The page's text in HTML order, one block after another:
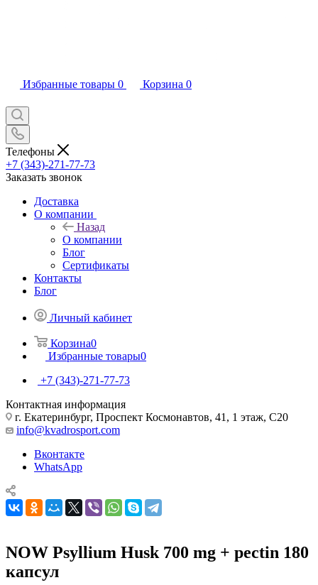
Избранные товары 0 Корзина 0
Телефоны
+7 (343)-271-77-73
Заказать звонок
Доставка
О компании
Назад
О компании
Блог
Сертификаты
Контакты
Блог
Личный кабинет
Корзина0
Избранные товары0
+7 (343)-271-77-73
Контактная информация
г. Екатеринбург, Проспект Космонавтов, 41, 1 этаж, С20
info@kvadrosport.com
Вконтакте
WhatsApp
NOW Psyllium Husk 700 mg + pectin 180
капсул